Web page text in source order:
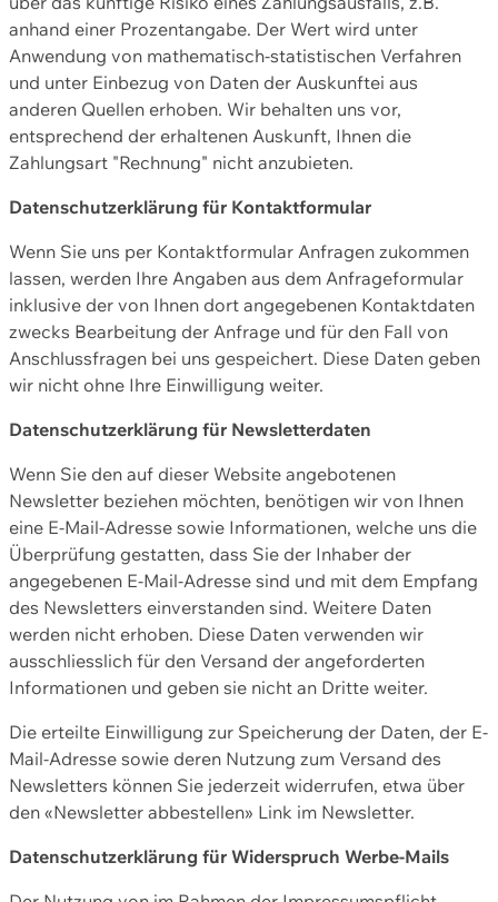
anhand einer Prozentangabe. Der Wert wird unter
Anwendung von mathematisch-statistischen Verfahren
und unter Einbezug von Daten der Auskunftei aus
anderen Quellen erhoben. Wir behalten uns vor,
entsprechend der erhaltenen Auskunft, Ihnen die
Zahlungsart "Rechnung" nicht anzubieten.
Datenschutzerklärung für Kontaktformular
Wenn Sie uns per Kontaktformular Anfragen zukommen
lassen, werden Ihre Angaben aus dem Anfrageformular
inklusive der von Ihnen dort angegebenen Kontaktdaten
zwecks Bearbeitung der Anfrage und für den Fall von
Anschlussfragen bei uns gespeichert. Diese Daten geben
wir nicht ohne Ihre Einwilligung weiter.
Datenschutzerklärung für Newsletterdaten
Wenn Sie den auf dieser Website angebotenen
Newsletter beziehen möchten, benötigen wir von Ihnen
eine E-Mail-Adresse sowie Informationen, welche uns die
Überprüfung gestatten, dass Sie der Inhaber der
angegebenen E-Mail-Adresse sind und mit dem Empfang
des Newsletters einverstanden sind. Weitere Daten
werden nicht erhoben. Diese Daten verwenden wir
ausschliesslich für den Versand der angeforderten
Informationen und geben sie nicht an Dritte weiter.
Die erteilte Einwilligung zur Speicherung der Daten, der E-
Mail-Adresse sowie deren Nutzung zum Versand des
Newsletters können Sie jederzeit widerrufen, etwa über
den «Newsletter abbestellen» Link im Newsletter.
Datenschutzerklärung für Widerspruch Werbe-Mails